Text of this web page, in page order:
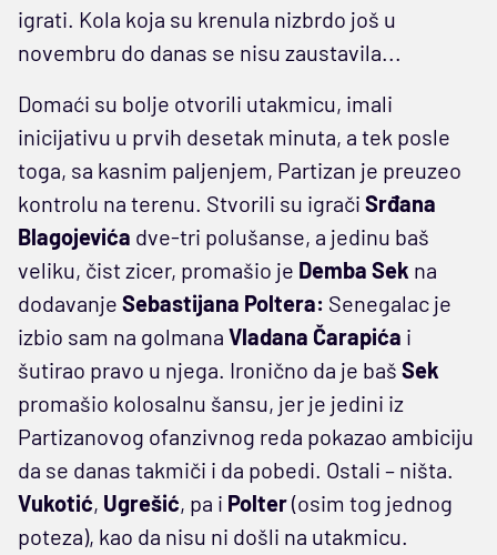
igrati. Kola koja su krenula nizbrdo još u
novembru do danas se nisu zaustavila...
Domaći su bolje otvorili utakmicu, imali
inicijativu u prvih desetak minuta, a tek posle
toga, sa kasnim paljenjem, Partizan je preuzeo
kontrolu na terenu. Stvorili su igrači Srđana
Blagojevića dve-tri polušanse, a jedinu baš
veliku, čist zicer, promašio je Demba Sek na
dodavanje Sebastijana Poltera: Senegalac je
izbio sam na golmana Vladana Čarapića i
šutirao pravo u njega. Ironično da je baš Sek
promašio kolosalnu šansu, jer je jedini iz
Partizanovog ofanzivnog reda pokazao ambiciju
da se danas takmiči i da pobedi. Ostali – ništa.
Vukotić, Ugrešić, pa i Polter(osim tog jednog
poteza), kao da nisu ni došli na utakmicu.